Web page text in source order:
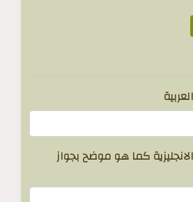
كما هو موضح بجواز